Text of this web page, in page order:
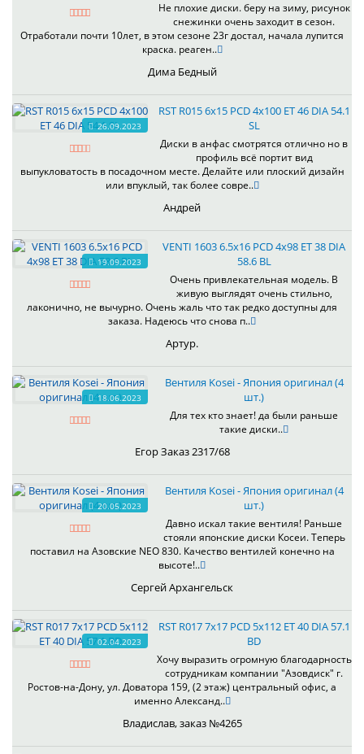
Не плохие диски. беру на зиму, рисунок
снежинки очень заходит в сезон.
Отработали почти 10лет, в этом сезоне 23г достал, начала лупится
краска. реаген..
Дима Бедный
26.09.2023
RST R015 6x15 PCD 4x100 ET 46 DIA 54.1
SL
Диски в анфас смотрятся отлично но в
профиль всё портит вид
выпукловатость в посадочном месте. Делайте или плоский дизайн
или впуклый, так более совре..
Андрей
19.09.2023
VENTI 1603 6.5x16 PCD 4x98 ET 38 DIA
58.6 BL
Очень привлекательная модель. В
живую выглядят очень стильно,
лаконично, не вычурно. Очень жаль что так редко доступны для
заказа. Надеюсь что снова п..
Артур.
18.06.2023
Вентиля Kosei - Япония оригинал (4
шт.)
Для тех кто знает! да были раньше
такие диски..
Егор Заказ 2317/68
20.05.2023
Вентиля Kosei - Япония оригинал (4
шт.)
Давно искал такие вентиля! Раньше
стояли японские диски Косеи. Теперь
поставил на Азовские NEO 830. Качество вентилей конечно на
высоте!..
Сергей Архангельск
02.04.2023
RST R017 7x17 PCD 5x112 ET 40 DIA 57.1
BD
Хочу выразить огромную благодарность
сотрудникам компании "Азовдиск" г.
Ростов-на-Дону, ул. Доватора 159, (2 этаж) центральный офис, а
именно Александ..
Владислав, заказ №4265